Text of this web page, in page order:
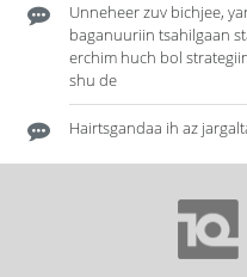
Unneheer zuv bichjee,
baganuuriin tsahilgaan
erchim huch bol
shu de
Hairtsgandaa ih az